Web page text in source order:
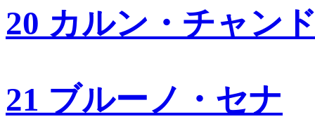
20 カルン・チャン
21 ブルーノ・セナ